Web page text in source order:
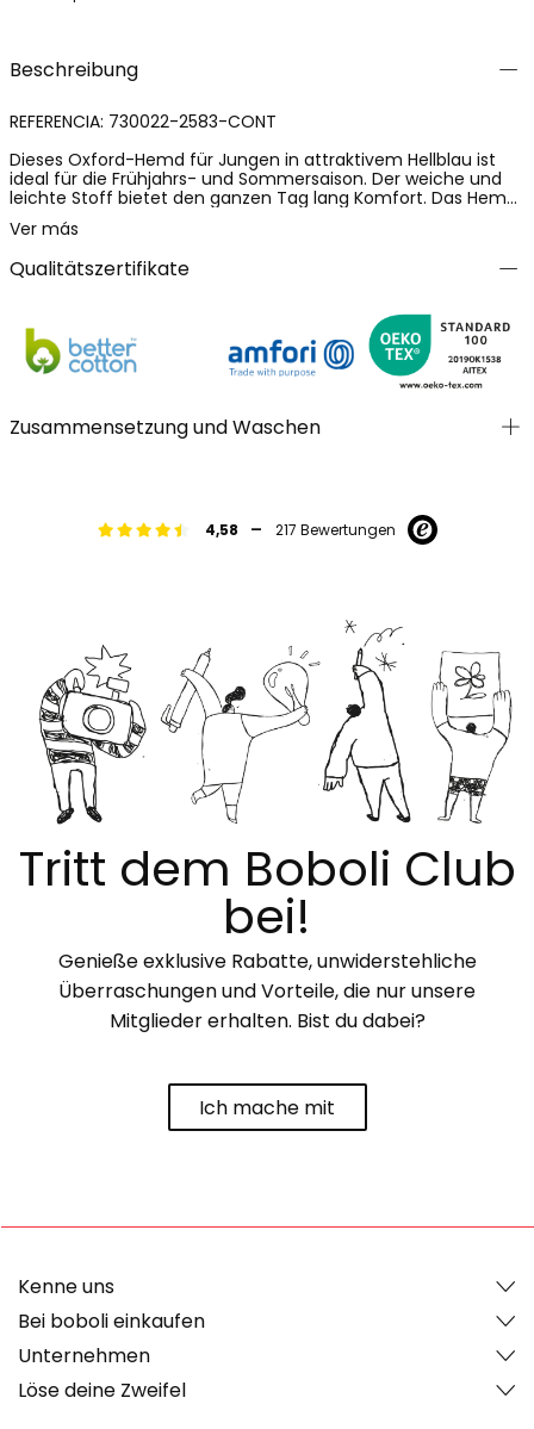
Beschreibung
REFERENCIA: 730022-2583-CONT
Dieses Oxford-Hemd für Jungen in attraktivem Hellblau ist
ideal für die Frühjahrs- und Sommersaison. Der weiche und
leichte Stoff bietet den ganzen Tag lang Komfort. Das Hemd
ist mit einer süßen kleinen Ananas bedruckt, die dem Design
eine lustige Note verleiht. Es hat einen klassischen Kragen und
einen Button-down-Schnitt, wodurch es sich sowohl für
legere als auch für elegantere Anlässe eignet. Es ist in
erhältlich und lässt sich hervorragend mit Shorts oder Chinos
kombinieren, um einen coolen und stilvollen Look zu
gewährleisten.
Ver más
Qualitätszertifikate
Zusammensetzung und Waschen
4,58 - 217 Bewertungen
Tritt dem Boboli Club
bei!
Genieße exklusive Rabatte, unwiderstehliche
Überraschungen und Vorteile, die nur unsere
Mitglieder erhalten. Bist du dabei?
Ich mache mit
Kenne uns
Bei boboli einkaufen
Unternehmen
Löse deine Zweifel